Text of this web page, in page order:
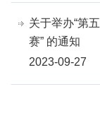
关于举办“第
赛” 的通知
2023-09-27